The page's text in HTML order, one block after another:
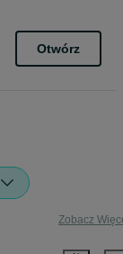
Otwórz
Zobacz